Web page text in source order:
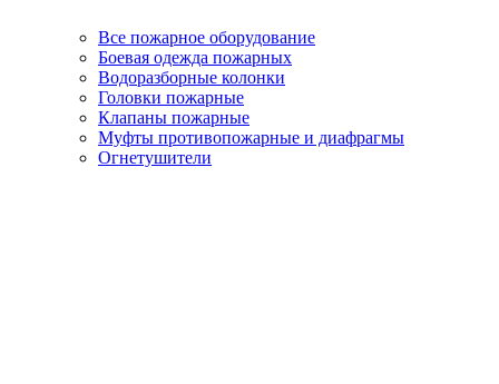
Все пожарное оборудование
Боевая одежда пожарных
Водоразборные колонки
Головки пожарные
Клапаны пожарные
Муфты противопожарные и диафрагмы
Огнетушители